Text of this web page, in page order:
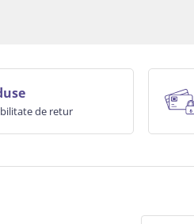
de retur